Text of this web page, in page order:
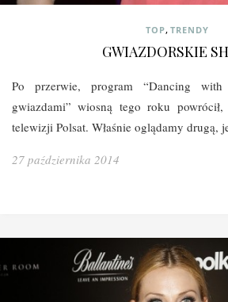
TOP, TRENDY
GWIAZDORSKIE
Po przerwie, program “Dancing
gwiazdami” wiosną tego roku
telewizji Polsat. Właśnie oglądamy drugą,
27 października 2014